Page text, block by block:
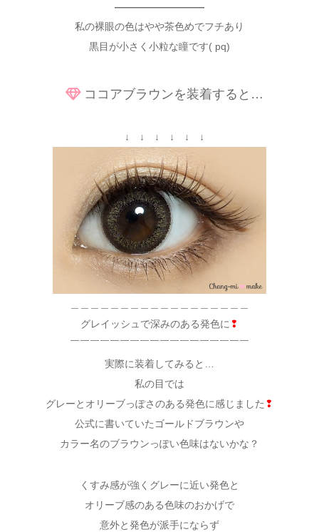
—————————
私の裸眼の色はやや茶色めでフチあり
黒目が小さく小粒な瞳です( pq)
ココアブラウンを装着すると…
↓ ↓ ↓ ↓ ↓ ↓
グレイッシュで深みのある発色に ❢
￣￣￣￣￣￣￣￣￣￣￣￣￣￣￣￣￣￣
実際に装着してみると…
私の目では
グレーとオリーブっぽさのある発色に感じました ❢
公式に書いていたゴールドブラウンや
カラー名のブラウンっぽい色味はないかな？
くすみ感が強くグレーに近い発色と
オリーブ感のある色味のおかげで
意外と発色が派手にならず